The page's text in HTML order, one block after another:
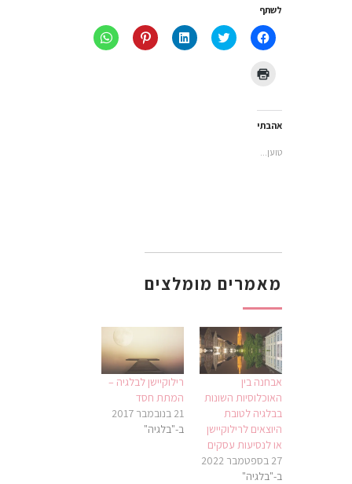
לשתף
לחיצה
לשיתוף
לחצו
כדי
לחצו
כדי
לחץ
כדי
לחיצה
לשיתוף
אהבתי
טוען...
מאמרים מומלצים
אבחנה בין
האוכלוסיות השונות
בבלגיה לטובת
היוצאים לרילוקיישן
או לנסיעות עסקים
27 בספטמבר 2022
ב-"בלגיה"
רילוקיישן לבלגיה –
המתת חסד
21 בנובמבר 2017
ב-"בלגיה"